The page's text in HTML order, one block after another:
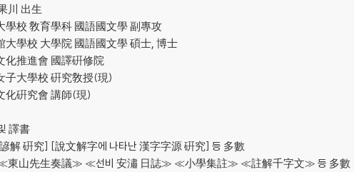
唐나라 영역도?
川 出生
學校 敎育學科 國語國文學 副專攻
大學校 大學院 國語國文學 碩士, 博士
化推進會 國譯硏修院
子大學校 硏究敎授(現)
化硏究會 講師(現)
譯書
解 硏究] [說文解字에 나타난 漢字字源 硏究] 등 多數
東山先生奏議≫ ≪선비 安潚 日誌≫ ≪小學集註≫ ≪註解千字文≫ 등 多數